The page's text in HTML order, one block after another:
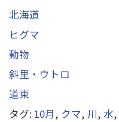
北海道
ヒグマ
動物
斜里・ウトロ
道東
タグ: 10月, クマ, 川, 水,